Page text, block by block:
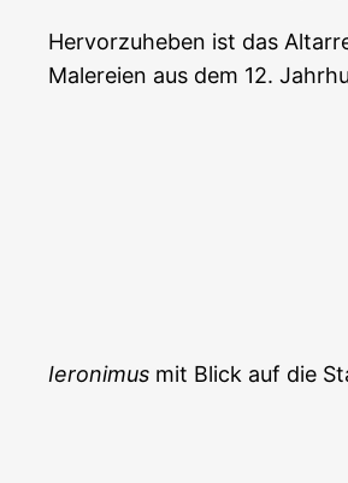
Hervorzuheben ist das
Malereien aus dem 12.
Ieronimus mit Blick auf die